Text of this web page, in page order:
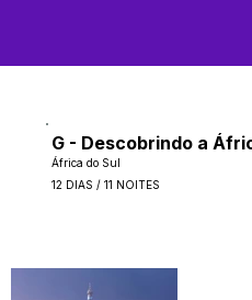
G - Descobrindo a
África do Sul
12 DIAS / 11 NOITES